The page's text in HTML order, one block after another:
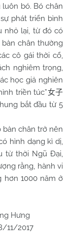
bó. Bó chân
phát triển bình
nhỏ lại, từ đó có
chân thường
cô gái thời cổ,
nghiêm trọng,
học giả nghiên
triền túc”女子
bắt đầu từ 5
chân trở nên
hình dạng kì dị,
từ thời Ngũ Đại,
rằng, hành vi
hơn 1000 năm ở
Hưng
11/2017